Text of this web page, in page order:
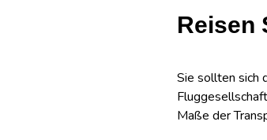
Reisen
Sie sollten sich
Maße der